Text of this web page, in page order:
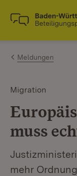
Zum Inhalt
Link zur
Meldungen
Migration
muss
mehr